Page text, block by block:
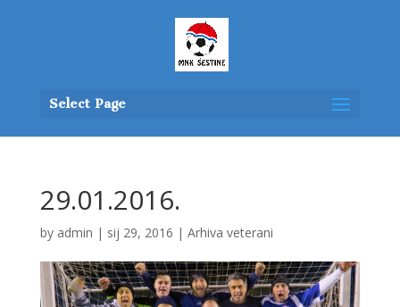
Select Page
29.01.2016.
by admin | sij 29, 2016 | Arhiva veterani